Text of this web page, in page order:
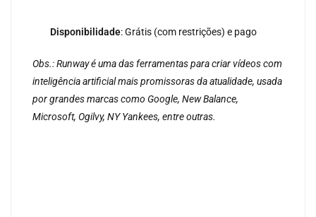
Disponibilidade: Grátis (com restrições) e pago
Obs.: Runway é uma das ferramentas para criar vídeos com
inteligência artificial mais promissoras da atualidade, usada
por grandes marcas como Google, New Balance,
Microsoft, Ogilvy, NY Yankees, entre outras.